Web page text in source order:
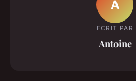
A
ECRIT PAR
Antoine